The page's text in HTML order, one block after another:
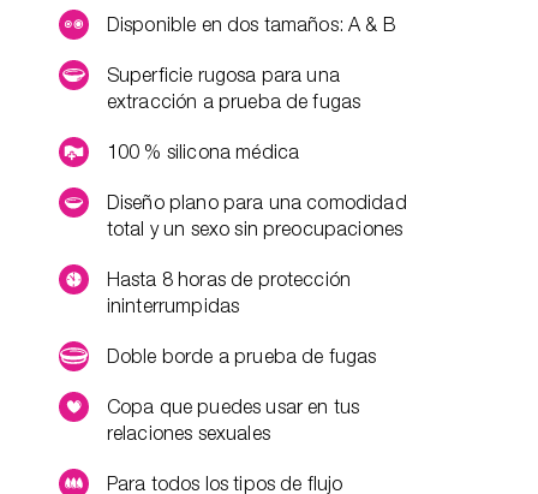
Disponible en dos tamaños: A & B
Superficie rugosa para una
extracción a prueba de fugas
100 % silicona médica
Diseño plano para una comodidad
total y un sexo sin preocupaciones
Hasta 8 horas de protección
ininterrumpidas
Doble borde a prueba de fugas
Copa que puedes usar en tus
relaciones sexuales
Para todos los tipos de flujo